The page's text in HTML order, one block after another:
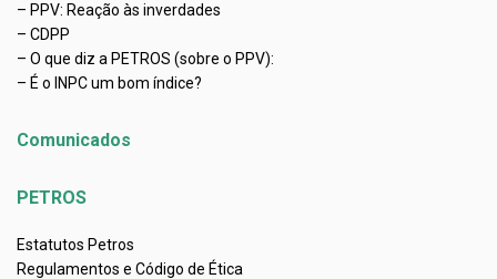
– PPV: Reação às inverdades
– CDPP
– O que diz a PETROS (sobre o PPV):
– É o INPC um bom índice?
Comunicados
PETROS
Estatutos Petros
Regulamentos e Código de Ética